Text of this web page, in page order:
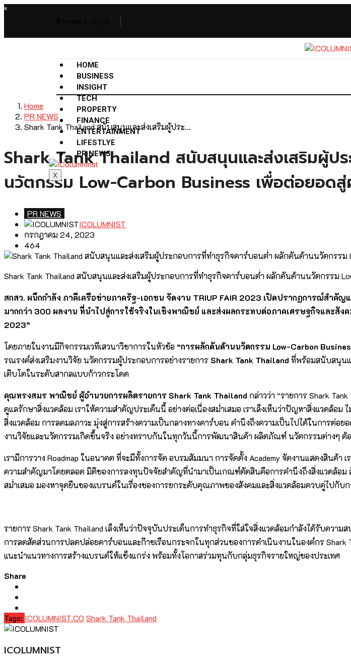
HOME
BUSINESS
INSIGHT
TECH
PROPERTY
FINANCE
ENTERTAINMENT
LIFESTLYE
PR NEWS
X
Home
PR NEWS
Shark Tank Thailand สนับสนุนและส่งเสริมผู้ประ…
Shark Tank Thailand สนับสนุนและส่งเสริมผู้ป
นวัตกรรม Low-Carbon Business เพื่อต่อยอดสู่
PR NEWS
ICOLUMNIST
กรกฎาคม 24, 2023
464
Shark Tank Thailand สนับสนุนและส่งเสริมผู้ประกอบการที่ทำธุรกิจคาร์บอนต่ำ ผลักดันด้านนวัตกรรม
สกสว. ผนึกกำลัง ภาคีเครือข่ายภาครัฐ-เอกชน จัดงาน TRIUP FAIR 2023 เปิดปรากฏการณ์สำคั
มากกว่า 300 ผลงาน ที่นำไปสู่การใช้จริงในเชิงพาณิชย์ และส่งผลกระทบต่อภาคเศรษฐกิจและสัง
2023”
โดยภายในงานมีกิจกรรมเวทีเสวนาวิชาการในหัวข้อ “การผลักดันด้านนวัตกรรม Low-Carbon
รณรงค์ส่งเสริมงานวิจัย นวัตกรรมผู้ประกอบการอย่างรายการ Shark Tank Thailand ที่พร้อมสนับสนุนแ
เติบโตในระดับสากลแบบก้าวกระโดด
คุณทรงสมร พาณิชย์ ผู้อำนวยการผลิตรายการ Shark Tank Thailand กล่าวว่า “รายการ Shark
ดูแลรักษาสิ่งแวดล้อม เราให้ความสำคัญประเด็นนี้ อย่างต่อเนื่องสม่ำเสมอ เราเล็งเห็นว่าปัญหาสิ่งแวดล้อ
สิ่งแวดล้อม การลดมลภาวะ มุ่งสู่การสร้างความเป็นกลางทางคาร์บอน คำนึงถึงความเป็นไปได้ในการต่
งานวิจัยและนวัตกรรมเกิดขึ้นจริง อย่างทราบกันในทุกวันนี้การพัฒนาสินค้า ผลิตภัณฑ์ นวัตกรรมต่างๆ ต้
เรามีการวาง Roadmap ในอนาคต ที่จะมีทั้งการจัด อบรมสัมมนา การจัดตั้ง Academy จัดงานแสดงสินค้
ความสำคัญมาโดยตลอด มิติของการลงทุนปัจจัยสำคัญที่นำมาเป็นเกณฑ์ตัดสินคือการคำนึงถึงสิ่งแวดล้อม
สม่ำเสมอ มองหาจุดยืนของแบรนด์ในเรื่องของการยกระดับคุณภาพของสังคมและสิ่งแวดล้อมควบคู่ไปกับก
รายการ Shark Tank Thailand เล็งเห็นว่าปัจจุบันประเด็นการทำธุรกิจที่ใส่ใจสิ่งแวดล้อมกำลังได้รับคว
การลดสัดส่วนการปลดปล่อยคาร์บอนและก๊าซเรือนกระจกในทุกส่วนของการดำเนินงานในองค์กร
แนะนำแนวทางการสร้างแบรนด์ให้แข็งแกร่ง พร้อมทั้งโอกาสร่วมทุนกับกลุ่มธุรกิจรายใหญ่ของประเทศ
Share
Tags: ICOLUMNIST.CO Shark Tank Thailand
ICOLUMNIST